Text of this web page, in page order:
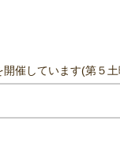
催しています(第５